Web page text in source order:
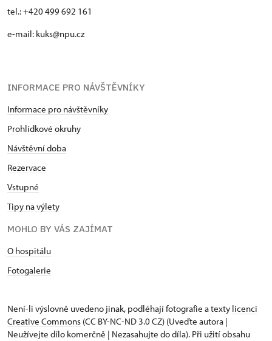
tel.: +420 499 692 161
e-mail: kuks@npu.cz
INFORMACE PRO NÁVŠTĚVNÍKY
Informace pro návštěvníky
Prohlídkové okruhy
Návštěvní doba
Rezervace
Vstupné
Tipy na výlety
MOHLO BY VÁS ZAJÍMAT
O hospitálu
Fotogalerie
Není-li výslovně uvedeno jinak, podléhají fotografie a texty licenci
Creative Commons (CC BY-NC-ND 3.0 CZ) (Uveďte autora |
Neužívejte dílo komerčně | Nezasahujte do díla). Při užití obsahu